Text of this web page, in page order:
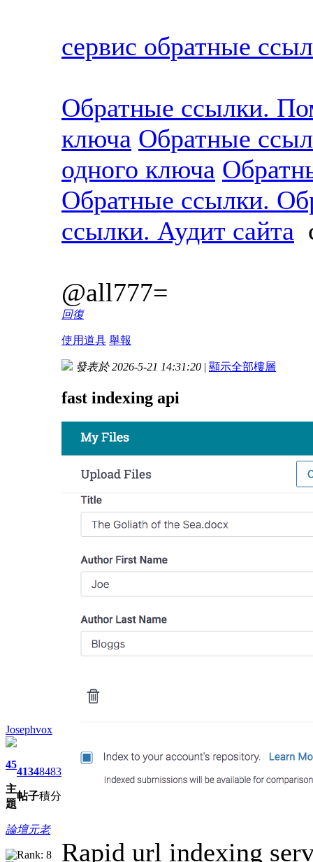
сервис обратные
Обратные ссылки.
ключа Обратные
одного ключа
Обратные ссылки.
ссылки. Аудит сайта
@all777=
回復
使用道具 舉報
Josephvox
45
主
題
4134
帖子
8483
積分
論壇元老
發表於 2026-5-21 14:31:20 | 顯示全部樓層
fast indexing api
Rapid url indexing